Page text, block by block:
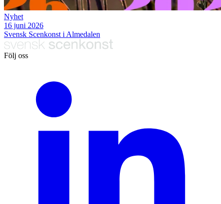
Nyhet
16 juni 2026
Svensk Scenkonst i Almedalen
Följ oss